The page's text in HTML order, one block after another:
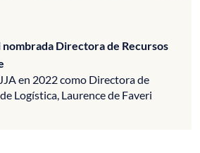
Directora de Recursos
en 2022 como Directora de
Logística, Laurence de Faveri